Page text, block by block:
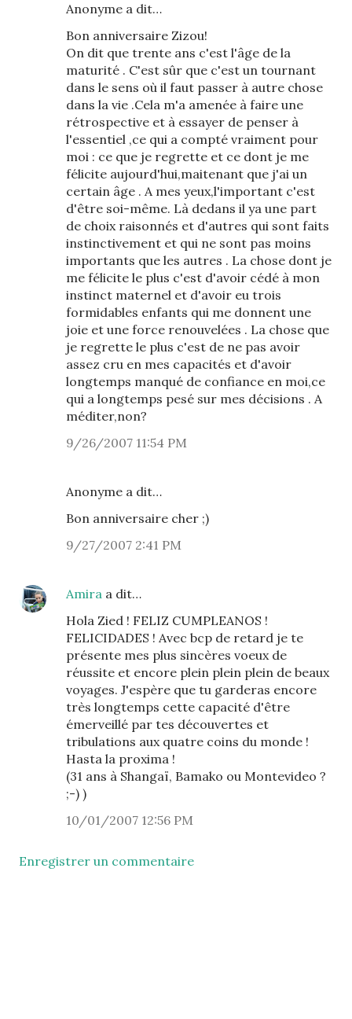
Anonyme a dit…
Bon anniversaire Zizou!
On dit que trente ans c'est l'âge de la
maturité . C'est sûr que c'est un tournant
dans le sens où il faut passer à autre chose
dans la vie .Cela m'a amenée à faire une
rétrospective et à essayer de penser à
l'essentiel ,ce qui a compté vraiment pour
moi : ce que je regrette et ce dont je me
félicite aujourd'hui,maitenant que j'ai un
certain âge . A mes yeux,l'important c'est
d'être soi-même. Là dedans il ya une part
de choix raisonnés et d'autres qui sont faits
instinctivement et qui ne sont pas moins
importants que les autres . La chose dont je
me félicite le plus c'est d'avoir cédé à mon
instinct maternel et d'avoir eu trois
formidables enfants qui me donnent une
joie et une force renouvelées . La chose que
je regrette le plus c'est de ne pas avoir
assez cru en mes capacités et d'avoir
longtemps manqué de confiance en moi,ce
qui a longtemps pesé sur mes décisions . A
méditer,non?
9/26/2007 11:54 PM
Anonyme a dit…
Bon anniversaire cher ;)
9/27/2007 2:41 PM
Amira a dit…
Hola Zied ! FELIZ CUMPLEANOS !
FELICIDADES ! Avec bcp de retard je te
présente mes plus sincères voeux de
réussite et encore plein plein plein de beaux
voyages. J'espère que tu garderas encore
très longtemps cette capacité d'être
émerveillé par tes découvertes et
tribulations aux quatre coins du monde !
Hasta la proxima !
(31 ans à Shangaï, Bamako ou Montevideo ?
;-) )
10/01/2007 12:56 PM
Enregistrer un commentaire